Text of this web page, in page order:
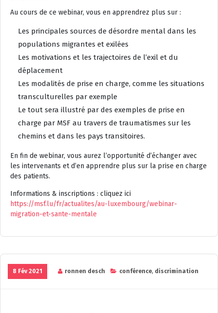
Au cours de ce webinar, vous en apprendrez plus sur :
Les principales sources de désordre mental dans les
populations migrantes et exilées
Les motivations et les trajectoires de l’exil et du
déplacement
Les modalités de prise en charge, comme les situations
transculturelles par exemple
Le tout sera illustré par des exemples de prise en
charge par MSF au travers de traumatismes sur les
chemins et dans les pays transitoires.
En fin de webinar, vous aurez l’opportunité d’échanger avec
les intervenants et d’en apprendre plus sur la prise en charge
des patients.
Informations & inscriptions : cliquez ici
https://msf.lu/fr/actualites/au-luxembourg/webinar-
migration-et-sante-mentale
8 Fév 2021 ronnen desch conférence, discrimination